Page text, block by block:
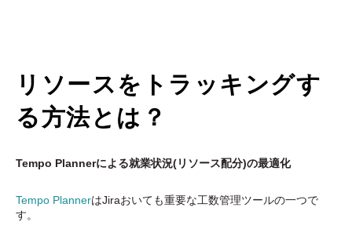
リソースをトラッキングす
る方法とは？
Tempo Plannerによる就業状況(リソース配分)の最適化
Tempo PlannerはJiraおいても重要な工数管理ツールの一つで
す。